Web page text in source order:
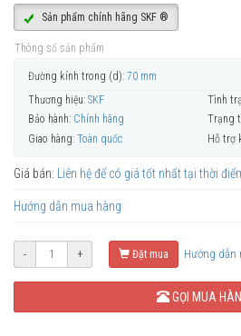
Sản phẩm chính hãng SKF ®
Thông số sản phẩm
Đường kính trong (d): 70 mm
Thương hiệu: SKF Tình
Bảo hành: Chính hãng Trạng
Giao hàng: Toàn quốc Hỗ trợ
Giá bán: Liên hệ để có giá tốt nhất tại thời
Hướng dẫn mua hàng
- + Đặt mua Hướng dẫn
GỌI MUA